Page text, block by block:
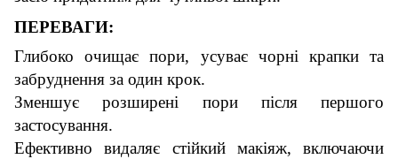
ПЕРЕВАГИ:
Глибоко очищає пори, усуває чорні крапки та
забруднення за один крок.
Зменшує розширені пори після першого
застосування.
Ефективно видаляє стійкий макіяж, включаючи